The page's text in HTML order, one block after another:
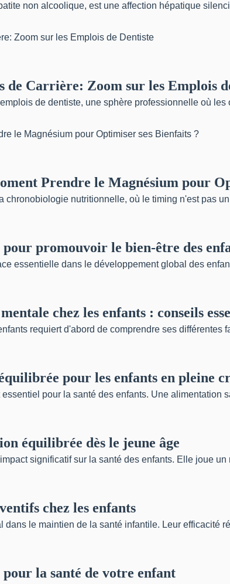
non alcoolique, est une affection hépatique
de Carrière: Zoom sur les Emplois
de dentiste, une sphère professionnelle où
Prendre le Magnésium pour
chronobiologie nutritionnelle, où le timing n'est pas
promouvoir le bien-être des
essentielle dans le développement global des
chez les enfants : conseils
requiert d'abord de comprendre ses différentes
pour les enfants en pleine
pour la santé des enfants. Une alimentation
équilibrée dès le jeune âge
significatif sur la santé des enfants. Elle joue
chez les enfants
dans le maintien de la santé infantile. Leur efficacité
la santé de votre enfant